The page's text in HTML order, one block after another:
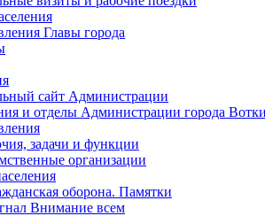
Главы города
сайт Администрации
и отделы Администрации города
задачи и функции
организации
оборона. Памятки
Внимание всем